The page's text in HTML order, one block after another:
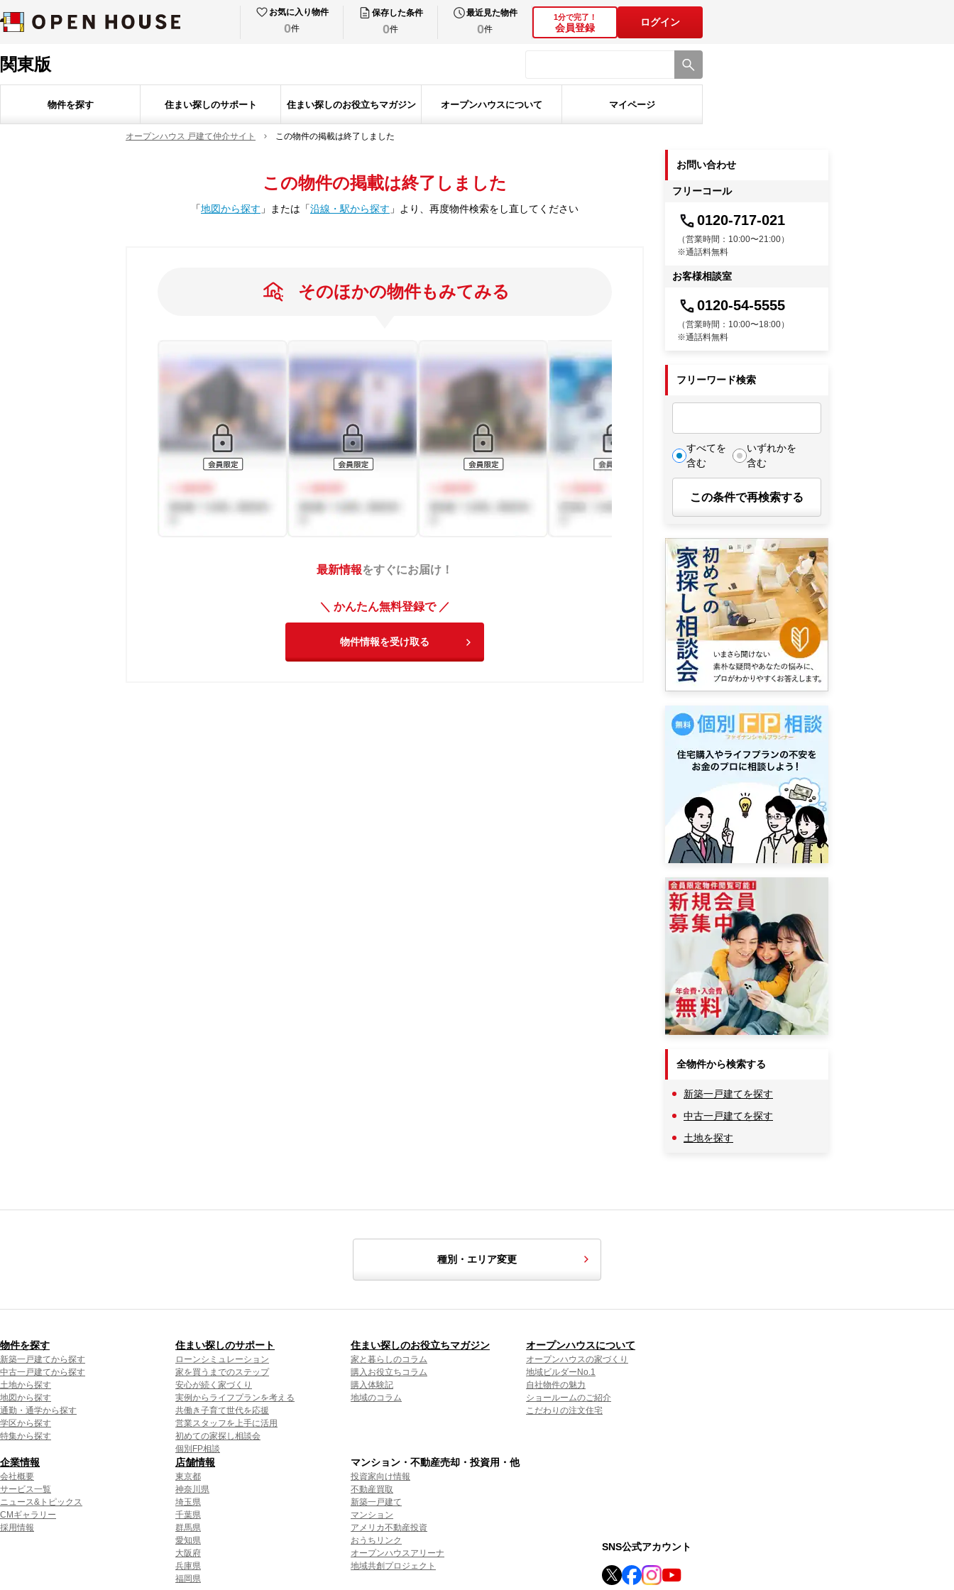
お気に入り物件
0件
保存した条件
0件
最近見た物件
0件
1分で完了！
会員登録
ログイン
関東版
物件を探す 住まい探しのサポート 住まい探しのお役立ちマガジン オープンハウスについて マイページ
オープンハウス 戸建て仲介サイト この物件の掲載は終了しました
この物件の掲載は終了しました
「地図から探す 」 または 「沿線・駅から探す 」 より、再度物件検索をし直してください
そのほかの物件もみてみる
最新情報をすぐにお届け！
＼ かんたん無料登録で ／
物件情報を受け取る
お問い合わせ
フリーコール
0120-717-021
（営業時間：10:00〜21:00）
※通話料無料
お客様相談室
0120-54-5555
（営業時間：10:00〜18:00）
※通話料無料
フリーワード検索
すべてを
含む
いずれかを
含む
この条件で再検索する
全物件から検索する
新築一戸建てを探す
中古一戸建てを探す
土地を探す
種別・エリア変更
物件を探す
新築一戸建てから探す
中古一戸建てから探す
土地から探す
地図から探す
通勤・通学から探す
学区から探す
特集から探す
住まい探しのサポート
ローンシミュレーション
家を買うまでのステップ
安心が続く家づくり
実例からライフプランを考える
共働き子育て世代を応援
営業スタッフを上手に活用
初めての家探し相談会
個別FP相談
住まい探しのお役立ちマガジン
家と暮らしのコラム
購入お役立ちコラム
購入体験記
地域のコラム
オープンハウスについて
オープンハウスの家づくり
地域ビルダーNo.1
自社物件の魅力
ショールームのご紹介
こだわりの注文住宅
企業情報
会社概要
サービス一覧
ニュース&トピックス
CMギャラリー
採用情報
店舗情報
東京都
神奈川県
埼玉県
千葉県
群馬県
愛知県
大阪府
兵庫県
福岡県
マンション・不動産売却・投資用・他
投資家向け情報
不動産買取
新築一戸建て
マンション
アメリカ不動産投資
おうちリンク
オープンハウスアリーナ
地域共創プロジェクト
SNS公式アカウント